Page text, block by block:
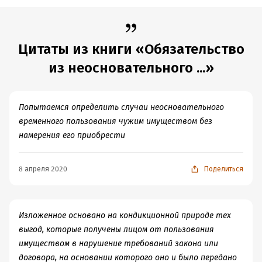
1 января 2009
Год издания:2020
ISBN (EAN):9785720509644
Цитаты из книги «Обязательство
из неосновательного ...»
Попытаемся определить случаи неосновательного
временного пользования чужим имуществом без
намерения его приобрести
8 апреля 2020 Поделиться
Изложенное основано на кондикционной природе тех
выгод, которые получены лицом от пользования
имуществом в нарушение требований закона или
договора, на основании которого оно и было передано